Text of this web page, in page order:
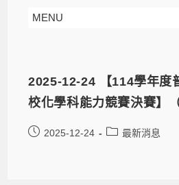
MENU
2025-12-24 【114學年度
校化學科能力競賽決賽】
2025-12-24 最新消息